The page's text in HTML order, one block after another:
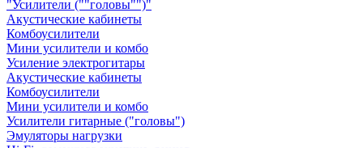
"Усилители (""головы"")"
Акустические кабинеты
Комбоусилители
Мини усилители и комбо
Усиление электрогитары
Акустические кабинеты
Комбоусилители
Мини усилители и комбо
Усилители гитарные ("головы")
Эмуляторы нагрузки